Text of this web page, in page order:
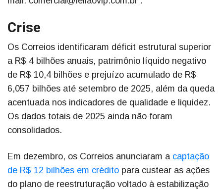
Crise
Os Correios identificaram déficit estrutural superior
a R$ 4 bilhões anuais, patrimônio líquido negativo
de R$ 10,4 bilhões e prejuízo acumulado de R$
6,057 bilhões até setembro de 2025, além da queda
acentuada nos indicadores de qualidade e liquidez.
Os dados totais de 2025 ainda não foram
consolidados.
Em dezembro, os Correios anunciaram a captação
de R$ 12 bilhões em crédito para custear as ações
do plano de reestruturação voltado à estabilização